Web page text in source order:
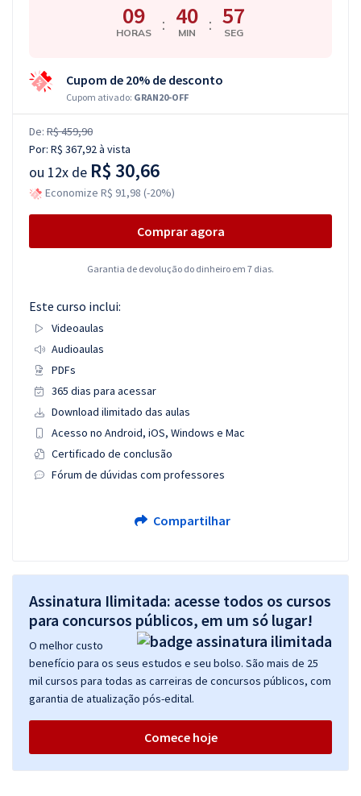
09
HORAS : 40
MIN : 57
SEG
Cupom de 20% de desconto
Cupom ativado: GRAN20-OFF
De: R$ 459,90
Por: R$ 367,92à vista
ou 12x de R$ 30,66
Economize R$ 91,98 (-20%)
Comprar agora
Garantia de devolução do dinheiro em 7 dias.
Este curso inclui:
Videoaulas
Audioaulas
PDFs
365 dias para acessar
Download ilimitado das aulas
Acesso no Android, iOS, Windows e Mac
Certificado de conclusão
Fórum de dúvidas com professores
Compartilhar
Assinatura Ilimitada: acesse todos os cursos
para concursos públicos, em um só lugar!
O melhor custo
benefício para os seus estudos e seu bolso. São mais de 25
mil cursos para todas as carreiras de concursos públicos, com
garantia de atualização pós-edital.
Comece hoje